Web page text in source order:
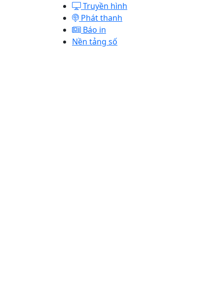
Truyền hình
Phát thanh
Báo in
Nền tảng số